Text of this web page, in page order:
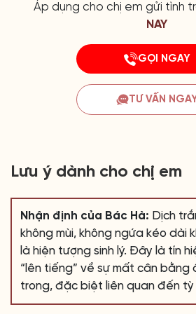
Áp dụng cho chị em gửi tình
NAY
GỌI NGAY
TƯ VẤN
Lưu ý dành cho chị em
Nhận định của Bác Hà: Dịch
không mùi, không ngứa kéo dài
là hiện tượng sinh lý. Đây là tín
“lên tiếng” về sự mất cân bằng
trong, đặc biệt liên quan đến tỳ